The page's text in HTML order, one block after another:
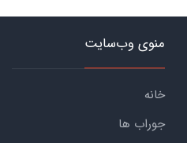
منوی وب‌سایت
خانه
جوراب ها